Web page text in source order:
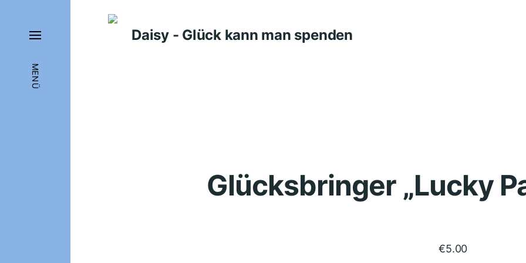
MENÜ
Daisy - Glück kann man spenden
Glücksbringer „Lucky
€5.00